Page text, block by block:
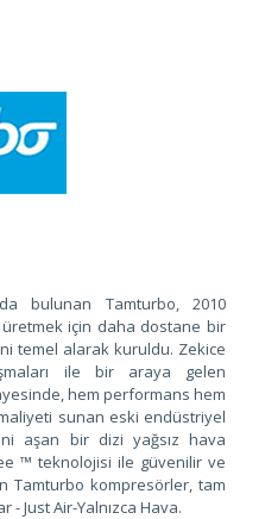
bulunan Tamturbo, 2010
üretmek için daha dostane bir
temel alarak kuruldu. Zekice
ile bir araya gelen
hem performans hem
sunan eski endüstriyel
aşan bir dizi yağsız hava
™ teknolojisi ile güvenilir ve
Tamturbo kompresörler, tam
Just Air-Yalnızca Hava.